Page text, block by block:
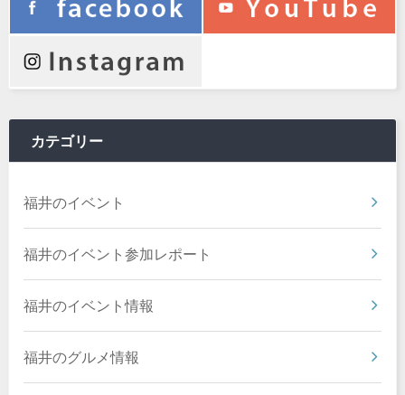
カテゴリー
福井のイベント
福井のイベント参加レポート
福井のイベント情報
福井のグルメ情報